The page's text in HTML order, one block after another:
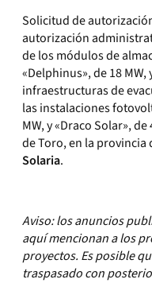
Solicitud de
autorización
de los módulos de
«Delphinus», de 18 MW,
infraestructuras de
las instalaciones
MW, y «Draco Solar»,
de Toro, en la
Solaria.
Aviso: los anuncios
aquí mencionan a los
proyectos. Es posible
traspasado con